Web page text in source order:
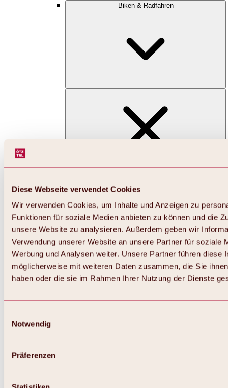
Diese Webseite verwendet Cookies
Wir verwenden Cookies, um Inhalte und Anzeigen zu
Funktionen für soziale Medien anbieten zu können und die
unsere Website zu analysieren. Außerdem geben wir
Verwendung unserer Website an unsere Partner für soziale
Werbung und Analysen weiter. Unsere Partner führen diese
möglicherweise mit weiteren Daten zusammen, die Sie
haben oder die sie im Rahmen Ihrer Nutzung der Dienste
Notwendig
Präferenzen
Biken & Radfahren